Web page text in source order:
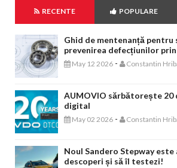
RECENTE POPULARE
Ghid de mentenanță pentru
prevenirea defecțiunilor
May 12 2026 - Constantin
AUMOVIO sărbătorește 20
digital
May 02 2026 - Constantin
Noul Sandero Stepway este
descoperi și să îl testezi!